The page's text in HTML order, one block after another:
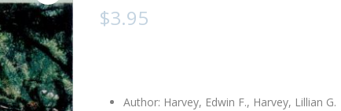
$3.95
Author: Harvey, Edwin F., Harvey, Lillian G.